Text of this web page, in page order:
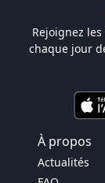
Rejoignez
chaque jour
À propos
Actualités